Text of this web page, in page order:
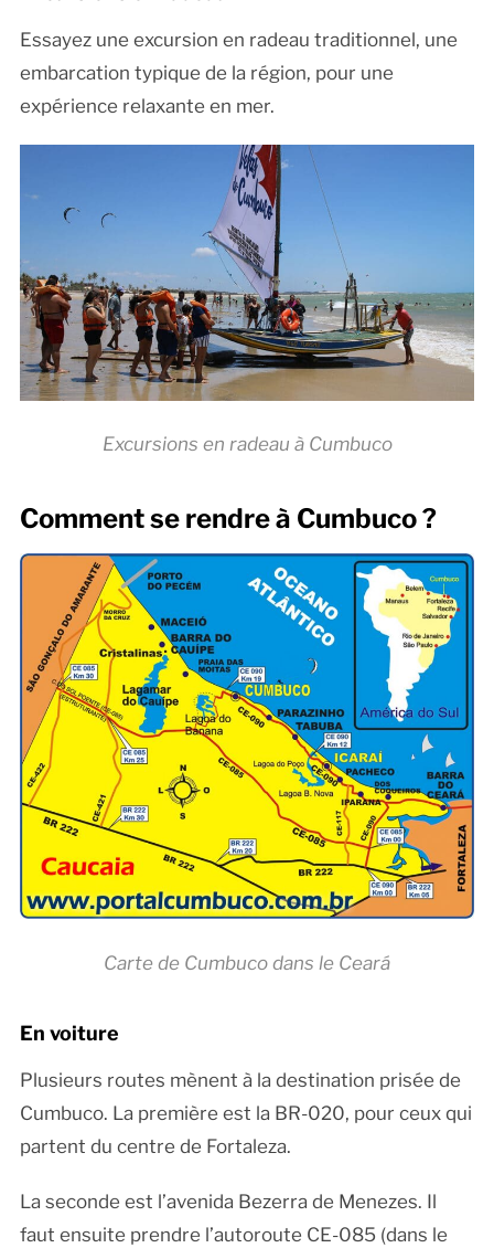
Essayez une excursion en radeau traditionnel, une
embarcation typique de la région, pour une
expérience relaxante en mer.
Excursions en radeau à Cumbuco
Comment se rendre à Cumbuco ?
Carte de Cumbuco dans le Ceará
En voiture
Plusieurs routes mènent à la destination prisée de
Cumbuco. La première est la BR-020, pour ceux qui
partent du centre de Fortaleza.
La seconde est l’avenida Bezerra de Menezes. Il
faut ensuite prendre l’autoroute CE-085 (dans le